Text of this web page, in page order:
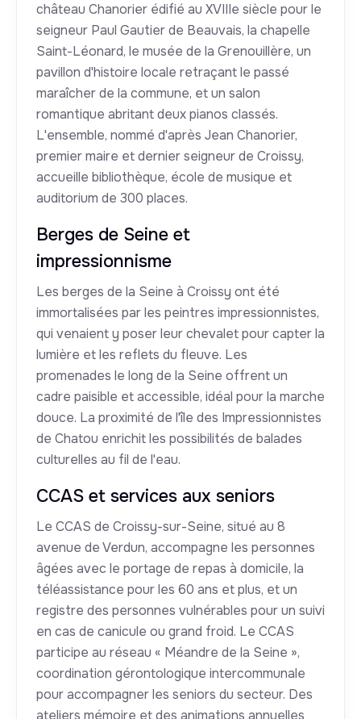
château Chanorier édifié au XVIIIe siècle pour le
seigneur Paul Gautier de Beauvais, la chapelle
Saint-Léonard, le musée de la Grenouillère, un
pavillon d'histoire locale retraçant le passé
maraîcher de la commune, et un salon
romantique abritant deux pianos classés.
L'ensemble, nommé d'après Jean Chanorier,
premier maire et dernier seigneur de Croissy,
accueille bibliothèque, école de musique et
auditorium de 300 places.
Berges de Seine et
impressionnisme
Les berges de la Seine à Croissy ont été
immortalisées par les peintres impressionnistes,
qui venaient y poser leur chevalet pour capter la
lumière et les reflets du fleuve. Les
promenades le long de la Seine offrent un
cadre paisible et accessible, idéal pour la marche
douce. La proximité de l'île des Impressionnistes
de Chatou enrichit les possibilités de balades
culturelles au fil de l'eau.
CCAS et services aux seniors
Le CCAS de Croissy-sur-Seine, situé au 8
avenue de Verdun, accompagne les personnes
âgées avec le portage de repas à domicile, la
téléassistance pour les 60 ans et plus, et un
registre des personnes vulnérables pour un suivi
en cas de canicule ou grand froid. Le CCAS
participe au réseau « Méandre de la Seine »,
coordination gérontologique intercommunale
pour accompagner les seniors du secteur. Des